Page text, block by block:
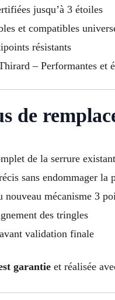
jusqu’à 3 étoiles
et compatibles
résistants
– Performantes et
de
de la serrure
sans endommager la
nouveau mécanisme 3
des tringles
validation finale
garantie et réalisée